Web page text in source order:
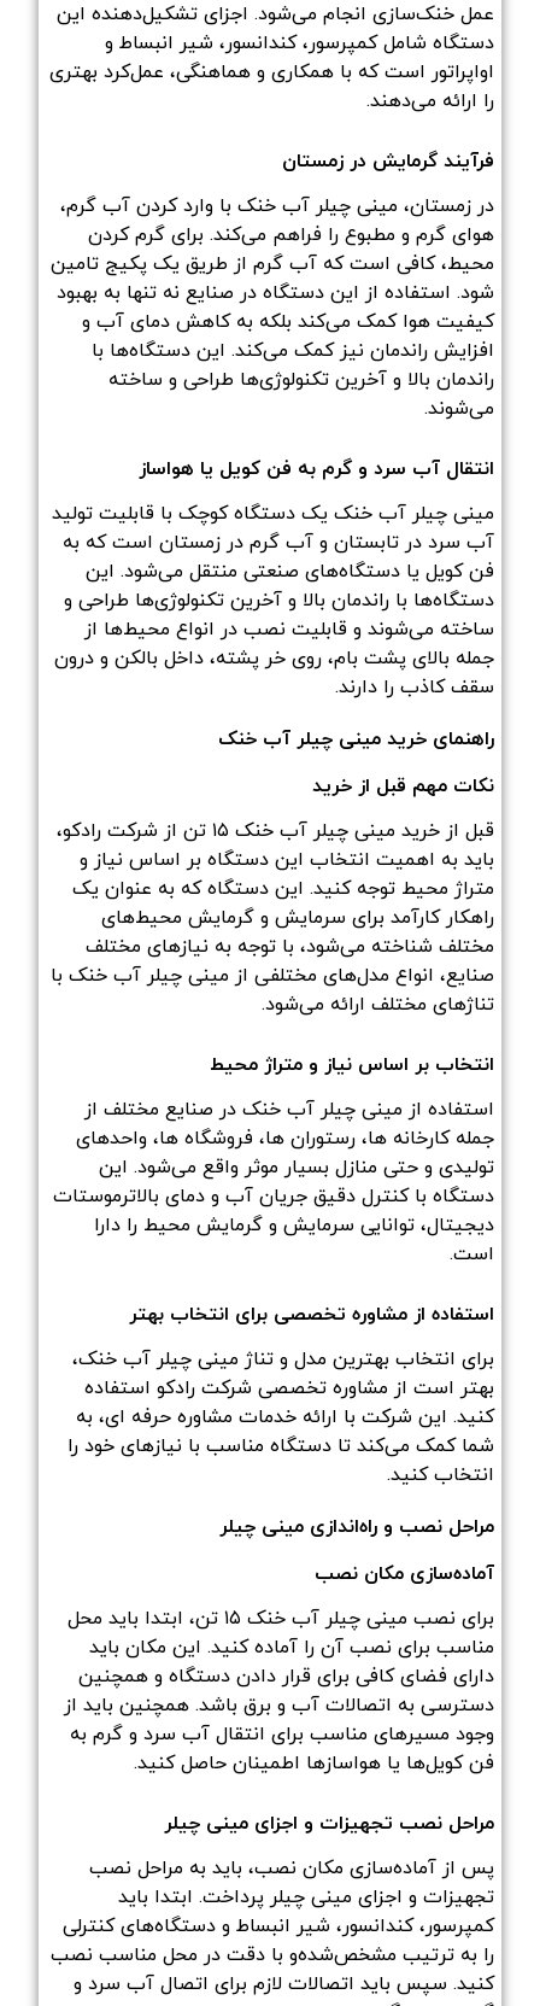
عمل خنک‌سازی انجام می‌شود. اجزای تشکیل‌دهنده این
دستگاه شامل کمپرسور، کندانسور، شیر انبساط و
اواپراتور است که با همکاری و هماهنگی، عمل‌کرد بهتری
را ارائه می‌دهند.
فرآیند گرمایش در زمستان
در زمستان، مینی چیلر آب خنک با وارد کردن آب گرم،
هوای گرم و مطبوع را فراهم می‌کند. برای گرم کردن
محیط، کافی است که آب گرم از طریق یک پکیج تامین
شود. استفاده از این دستگاه در صنایع نه تنها به بهبود
کیفیت هوا کمک می‌کند بلکه به کاهش دمای آب و
افزایش راندمان نیز کمک می‌کند. این دستگاه‌ها با
راندمان بالا و آخرین تکنولوژی‌ها طراحی و ساخته
می‌شوند.
انتقال آب سرد و گرم به فن کویل یا هواساز
مینی چیلر آب خنک یک دستگاه کوچک با قابلیت تولید
آب سرد در تابستان و آب گرم در زمستان است که به
فن کویل یا دستگاه‌های صنعتی منتقل می‌شود. این
دستگاه‌ها با راندمان بالا و آخرین تکنولوژی‌ها طراحی و
ساخته می‌شوند و قابلیت نصب در انواع محیط‌ها از
جمله بالای پشت بام، روی خر پشته، داخل بالکن و درون
سقف کاذب را دارند.
راهنمای خرید مینی چیلر آب خنک
نکات مهم قبل از خرید
قبل از خرید مینی چیلر آب خنک ۱۵ تن از شرکت رادکو،
باید به اهمیت انتخاب این دستگاه بر اساس نیاز و
متراژ محیط توجه کنید. این دستگاه که به عنوان یک
راهکار کارآمد برای سرمایش و گرمایش محیط‌های
مختلف شناخته می‌شود، با توجه به نیازهای مختلف
صنایع، انواع مدل‌های مختلفی از مینی چیلر آب خنک با
تناژ‌های مختلف ارائه می‌شود.
انتخاب بر اساس نیاز و متراژ محیط
استفاده از مینی چیلر آب خنک در صنایع مختلف از
جمله کارخانه ها، رستوران ها، فروشگاه ها، واحدهای
تولیدی و حتی منازل بسیار موثر واقع می‌شود. این
دستگاه با کنترل دقیق جریان آب و دمای بالاترموستات
دیجیتال، توانایی سرمایش و گرمایش محیط را دارا
است.
استفاده از مشاوره تخصصی برای انتخاب بهتر
برای انتخاب بهترین مدل و تناژ مینی چیلر آب خنک،
بهتر است از مشاوره تخصصی شرکت رادکو استفاده
کنید. این شرکت با ارائه خدمات مشاوره حرفه ای، به
شما کمک می‌کند تا دستگاه مناسب با نیازهای خود را
انتخاب کنید.
مراحل نصب و راه‌اندازی مینی چیلر
آماده‌سازی مکان نصب
برای نصب مینی چیلر آب خنک ۱۵ تن، ابتدا باید محل
مناسب برای نصب آن را آماده کنید. این مکان باید
دارای فضای کافی برای قرار دادن دستگاه و همچنین
دسترسی به اتصالات آب و برق باشد. همچنین باید از
وجود مسیرهای مناسب برای انتقال آب سرد و گرم به
فن کویل‌ها یا هواسازها اطمینان حاصل کنید.
مراحل نصب تجهیزات و اجزای مینی چیلر
پس از آماده‌سازی مکان نصب، باید به مراحل نصب
تجهیزات و اجزای مینی چیلر پرداخت. ابتدا باید
کمپرسور، کندانسور، شیر انبساط و دستگاه‌های کنترلی
را به ترتیب مشخص‌شده‌و با دقت در محل مناسب نصب
کنید. سپس باید اتصالات لازم برای اتصال آب سرد و